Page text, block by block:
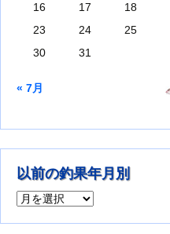
16
17 18
23
24 25
30
31
« 7月
以前の釣果年月別
以前の釣果年月別